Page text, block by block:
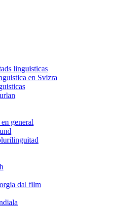
linguisticas
en Svizra
general
dal film